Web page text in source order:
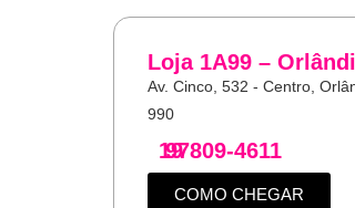
Loja 1A99 –
Av. Cinco, 532 - Centro,
990
19
97809-4611
COMO CHEGAR